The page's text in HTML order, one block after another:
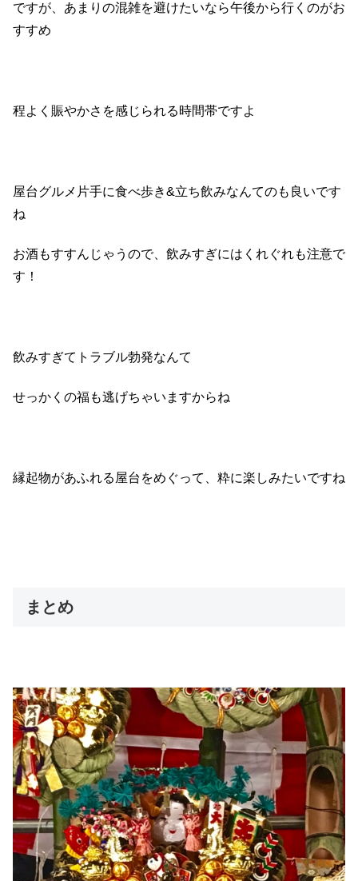
ですが、あまりの混雑を避けたいなら午後から行くのがお
すすめ
程よく賑やかさを感じられる時間帯ですよ
屋台グルメ片手に食べ歩き&立ち飲みなんてのも良いです
ね
お酒もすすんじゃうので、飲みすぎにはくれぐれも注意で
す！
飲みすぎてトラブル勃発なんて
せっかくの福も逃げちゃいますからね
縁起物があふれる屋台をめぐって、粋に楽しみたいですね
まとめ